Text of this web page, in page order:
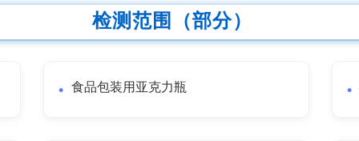
检测范围（部分）
食品包装用亚克力瓶